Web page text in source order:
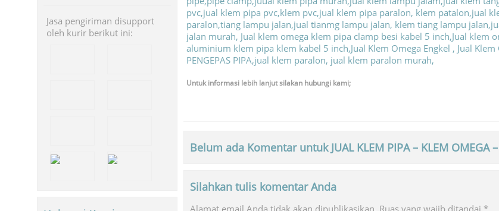
Untuk informasi lebih lanjut silakan hubungi kami;
Belum ada Komentar untuk JUAL KLEM PIPA – KLEM OMEGA –
Silahkan tulis komentar Anda
Jasa pengiriman disupport
oleh kurir berikut ini: